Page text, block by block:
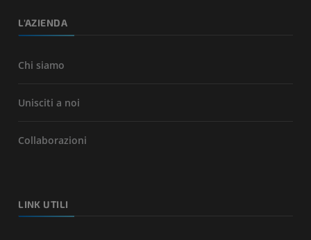
L'AZIENDA
Chi siamo
Unisciti a noi
Collaborazioni
LINK UTILI